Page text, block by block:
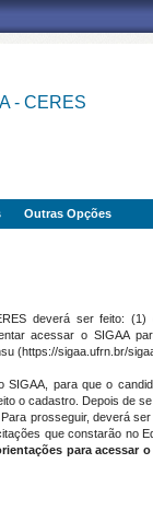
- CERES
Outras Opções
deverá ser feito: (1)
acessar o SIGAA
(https://sigaa.ufrn.br/
para que o
o cadastro. Depois de
prosseguir, deverá
que constarão no
para acessar